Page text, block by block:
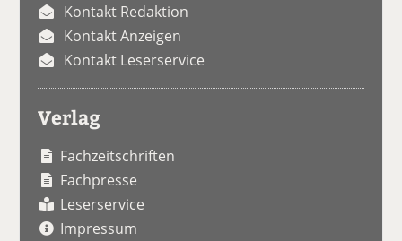
Kontakt Redaktion
Kontakt Anzeigen
Kontakt Leserservice
Verlag
Fachzeitschriften
Fachpresse
Leserservice
Impressum